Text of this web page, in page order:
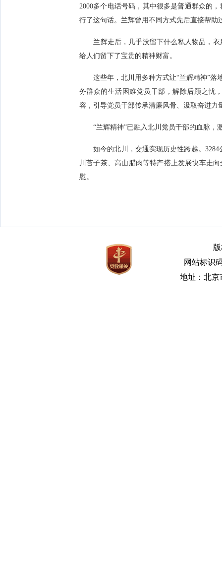
2000多个电话号码，其中很多是普通群众的
行了这句话。兰辉曾用不同方式先后直接帮助
兰辉走后，几乎没留下什么私人物品，衣
给人们留下了宝贵的精神财富。
这些年，北川用多种方式让“兰辉精神”落
务群众的生活困难党员干部，解除后顾之忧
容，引导党员干部传承清廉风骨、汲取奋进
“兰辉精神”已融入北川党员干部的血脉，
如今的北川，交通实现历史性跨越。3284
川苔子茶、高山腊肉等特产搭上发展快车走
慰。
网站标识
地址：北